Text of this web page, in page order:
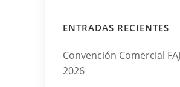
ENTRADAS RECIENTES
Convención Comercial
2026